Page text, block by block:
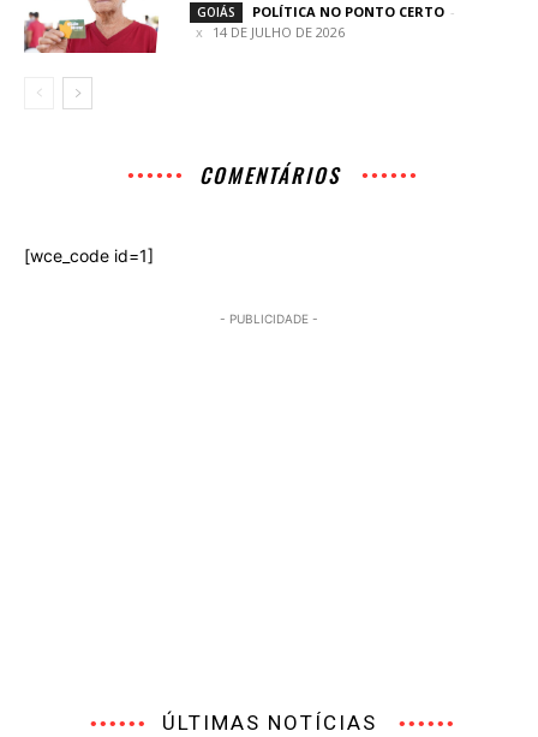
GOIÁS POLÍTICA NO PONTO CERTO -
14 DE JULHO DE 2026
COMENTÁRIOS
[wce_code id=1]
- PUBLICIDADE -
ÚLTIMAS NOTÍCIAS